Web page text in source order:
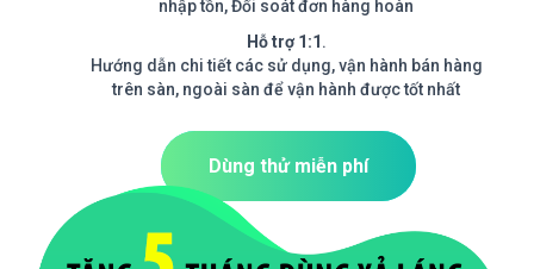
nhập tồn, Đối soát đơn hàng hoàn
Hỗ trợ 1:1 .
Hướng dẫn chi tiết các sử dụng, vận hành bán hàng
trên sàn, ngoài sàn để vận hành được tốt nhất
Dùng thử miễn phí